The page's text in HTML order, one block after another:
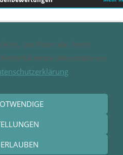
-Kontakt
um Ihnen das beste
Informationen
.